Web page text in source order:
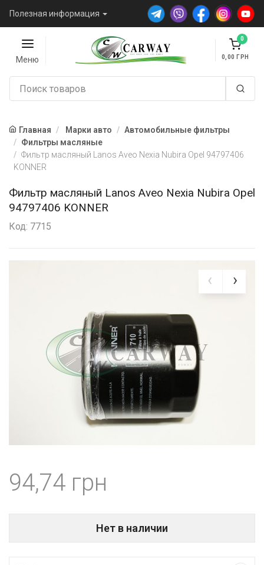
Полезная информация
Меню
0
0,00
Главная Марки авто
Автомобильные фильтры
Фильтры масляные
Фильтр масляный Lanos Aveo Nexia Nubira Opel 94797406
KONNER
Фильтр масляный Lanos Aveo Nexia Nubira Opel
94797406 KONNER
Код: 7715
94,74
Нет в наличии